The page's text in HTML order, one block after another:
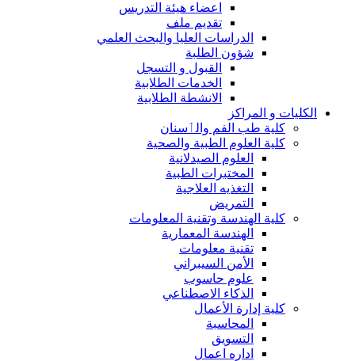
اعضاء هيئة التدريس
تقديم ملف
الدراسات العليا والبحث العلمي
شؤون الطلبة
القبول و التسجل
الخدمات الطلابية
الانشطة الطلابية
الكليات و المراكز
كلية طب الفم والٲسنان
كلية العلوم الطبية والصحية
العلوم الصيدلانية
المختبرات الطبية
التغذيه العلاجية
التمريض
كلية الهندسة وتقنية المعلومات
الهندسة المعمارية
تقنية معلومات
الأمن السيبراني
علوم حاسوب
الذكاء الاصطناعي
كلية إدارة الأعمال
المحاسبة
التسويق
اداره اعمال